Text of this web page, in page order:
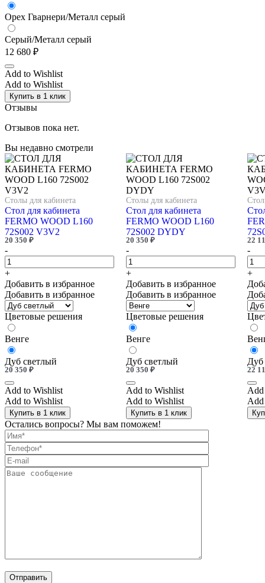
Орех Гварнери/Металл серый
Серый/Металл серый
12 680 ₽
Add to Wishlist
Add to Wishlist
Купить в 1 клик
Отзывы
Отзывов пока нет.
Вы недавно смотрели
Столы для кабинета
Стол для кабинета
FERMO WOOD L160
72S002 V3V2
20 350 ₽
-
+
Добавить в избранное
Добавить в избранное
Цветовые решения
Венге
Дуб светлый
20 350 ₽
Add to Wishlist
Add to Wishlist
Купить в 1 клик
Столы для кабинета
Стол для кабинета
FERMO WOOD L160
72S002 DYDY
20 350 ₽
-
+
Добавить в избранное
Добавить в избранное
Цветовые решения
Венге
Дуб светлый
20 350 ₽
Add to Wishlist
Add to Wishlist
Купить в 1 клик
22
-
+
Дуб
22
Остались вопросы? Мы вам поможем!
Отправить